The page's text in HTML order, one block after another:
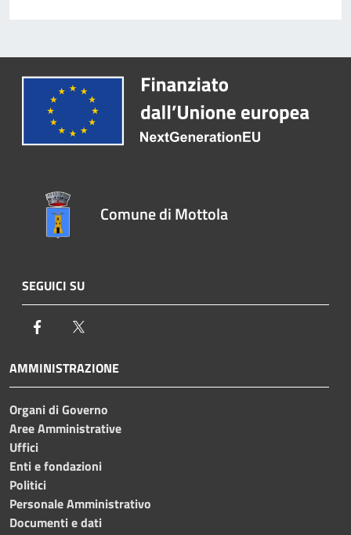
Comune di Mottola
SEGUICI SU
Facebook
AMMINISTRAZIONE
Organi di Governo
Aree Amministrative
Uffici
Enti e fondazioni
Politici
Personale Amministrativo
Documenti e dati